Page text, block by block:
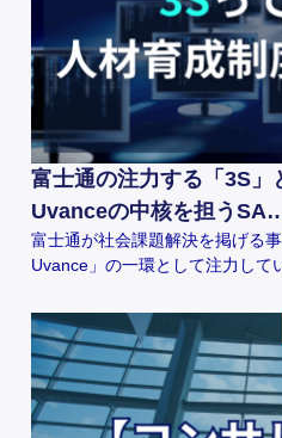
富士通の注力する「3S
Uvanceの中核を担う
富士通が社会課題解決を掲げる
Uvance」の一環として注力し